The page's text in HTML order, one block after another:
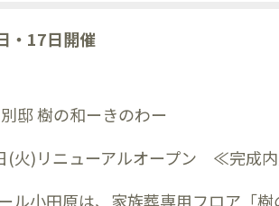
・17日開催
邸 樹の和ーきのわー
(火)リニューアルオープン ≪完成内
ル小田原は、家族葬専用フロア「